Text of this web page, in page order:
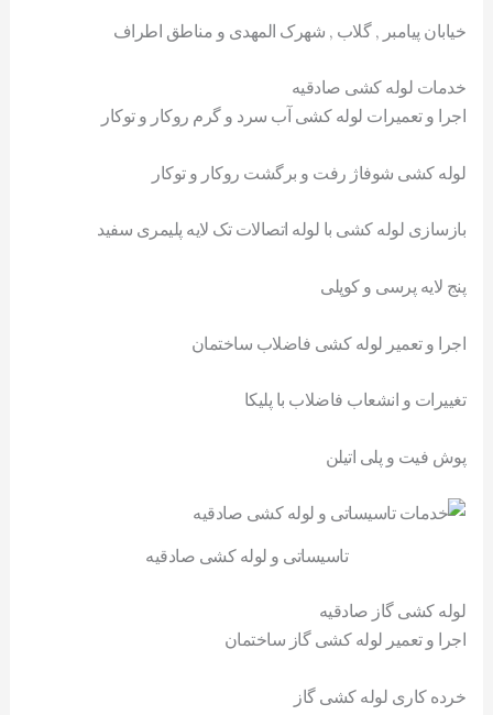
خیابان پیامبر , گلاب , شهرک المهدی و مناطق اطراف
خدمات لوله کشی صادقیه
اجرا و تعمیرات لوله کشی آب سرد و گرم روکار و توکار
لوله کشی شوفاژ رفت و برگشت روکار و توکار
بازسازی لوله کشی با لوله اتصالات تک لایه پلیمری سفید
پنج لایه پرسی و کوپلی
اجرا و تعمیر لوله کشی فاضلاب ساختمان
تغییرات و انشعاب فاضلاب با پلیکا
پوش فیت و پلی اتیلن
تاسیساتی و لوله کشی صادقیه
لوله کشی گاز صادقیه
اجرا و تعمیر لوله کشی گاز ساختمان
خرده کاری لوله کشی گاز